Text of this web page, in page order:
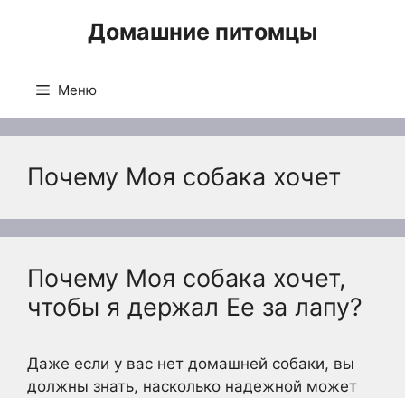
Домашние питомцы
Меню
Почему Моя собака хочет
Почему Моя собака хочет,
чтобы я держал Ее за лапу?
Даже если у вас нет домашней собаки, вы
должны знать, насколько надежной может